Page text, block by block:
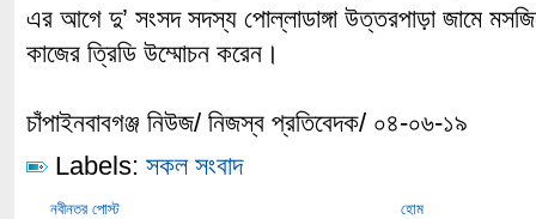
এর আগে দু’ সংসদ সদস্য পোল্লাডাঙ্গা উত্তরপাড়া জামে
কাজের ত্রিডি উম্মোচন করেন।
চাঁপাইনবাবগঞ্জ নিউজ/ নিজস্ব প্রতিবেদক/ ০৪-০৬-১৯
Labels: সকল সংবাদ
নবীনতর পোস্ট হোম